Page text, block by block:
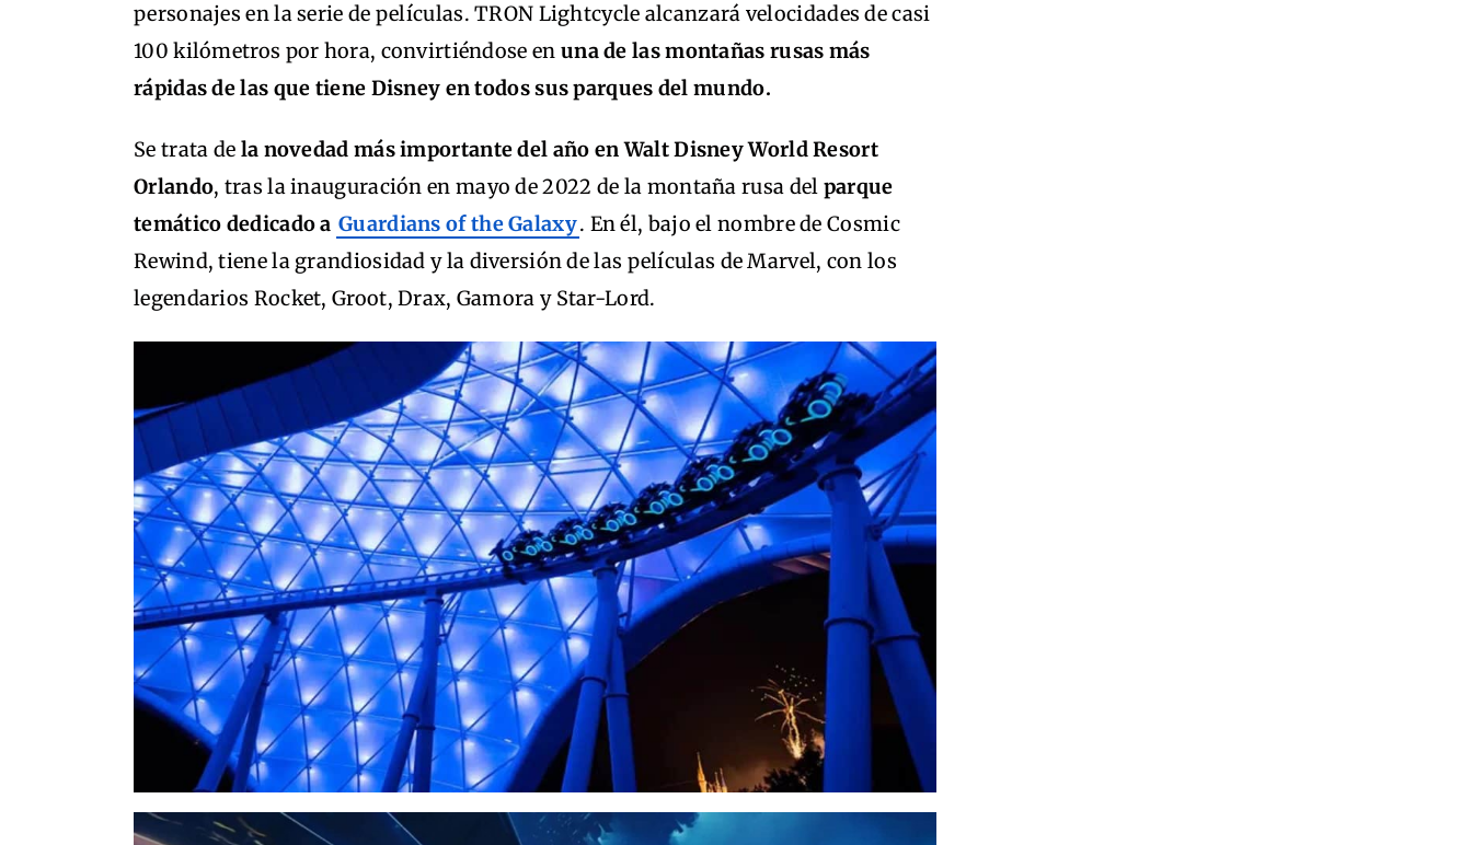
personajes en la serie de películas. TRON Lightcycle alcanzará velocidades de casi
100 kilómetros por hora, convirtiéndose en una de las montañas rusas más
rápidas de las que tiene Disney en todos sus parques del mundo.
Se trata de la novedad más importante del año en Walt Disney World Resort
Orlando, tras la inauguración en mayo de 2022 de la montaña rusa del parque
temático dedicado a Guardians of the Galaxy. En él, bajo el nombre de Cosmic
Rewind, tiene la grandiosidad y la diversión de las películas de Marvel, con los
legendarios Rocket, Groot, Drax, Gamora y Star-Lord.